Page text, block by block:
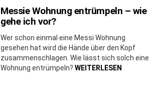
Messie Wohnung entrümpeln – wie
gehe ich vor?
Wer schon einmal eine Messi Wohnung
gesehen hat wird die Hände über den Kopf
zusammenschlagen. Wie lässt sich solch eine
Wohnung entrümpeln? WEITERLESEN